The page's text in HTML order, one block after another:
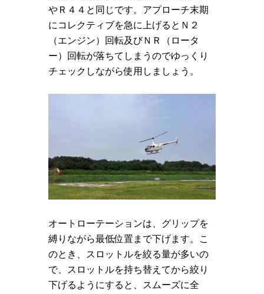
やＲ４４と同じです。アプローチ末期
にコレクティブを急に上げるとＮ２
（エンジン）回転及びＮＲ（ロータ
ー）回転が落ちてしまうのでゆっくり
チェックしながら使用しましょう。
オートローテーションは、グリップを
縛りながら最低位置まで下げます。こ
のとき、スロットルを絞る量が多いの
で、スロットルを持ち替えてから絞り
下げるようにすると、スムーズに全